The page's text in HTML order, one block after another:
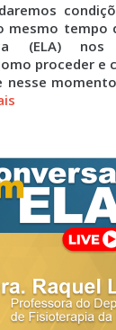
mesmo tempo
(ELA) nos
proceder e